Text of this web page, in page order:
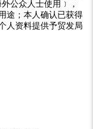
公众人士使用﹞，
途；本人确认已获得
人资料提供予贸发局